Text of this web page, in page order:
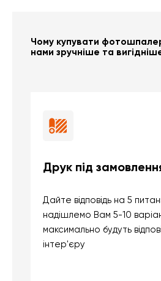
Чому купувати
нами зручніше та
Друк під
Дайте відповідь на 5
надішлемо Вам 5-10
максимально будуть
інтер'єру